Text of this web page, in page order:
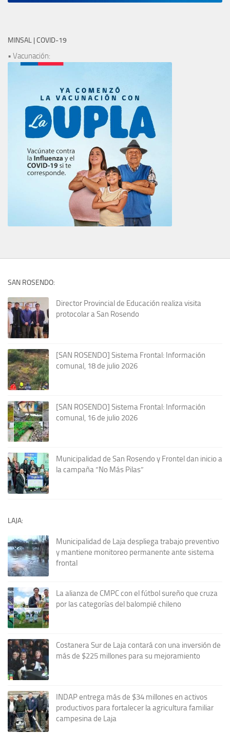
MINSAL | COVID-19
• Vacunación:
SAN ROSENDO:
Director Provincial de Educación realiza visita
protocolar a San Rosendo
[SAN ROSENDO] Sistema Frontal: Información
comunal, 18 de julio 2026
[SAN ROSENDO] Sistema Frontal: Información
comunal, 16 de julio 2026
Municipalidad de San Rosendo y Frontel dan inicio a
la campaña “No Más Pilas”
LAJA:
Municipalidad de Laja despliega trabajo preventivo
y mantiene monitoreo permanente ante sistema
frontal
La alianza de CMPC con el fútbol sureño que cruza
por las categorías del balompié chileno
Costanera Sur de Laja contará con una inversión de
más de $225 millones para su mejoramiento
INDAP entrega más de $34 millones en activos
productivos para fortalecer la agricultura familiar
campesina de Laja